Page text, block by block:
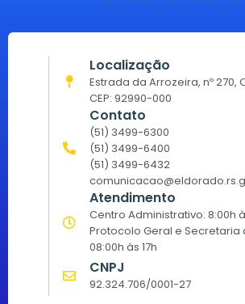
Localização
Estrada da Arrozeira, nº 270,
CEP: 92990-000
Contato
(51) 3499-6300
(51) 3499-6400
(51) 3499-6432
Atendimento
Centro Administrativo: 8:00h
Protocolo Geral e Secretaria
08:00h às 17h
CNPJ
92.324.706/0001-27